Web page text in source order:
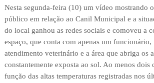
Nesta segunda-feira (10) um vídeo mostrando
público em relação ao Canil Municipal e a
do local ganhou as redes sociais e comoveu a
espaço, que conta com apenas um funcionário,
atendimento veterinário e a área que abriga os
constantemente exposta ao sol. Ao menos dois
função das altas temperaturas registradas nos